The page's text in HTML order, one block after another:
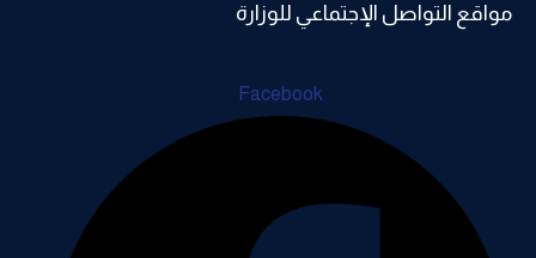
مواقع التواصل الإجتماعي للوزارة
Facebook